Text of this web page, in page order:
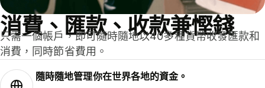
消費、匯款、收款兼慳錢
只需一個帳戶，即可隨時隨地以40多種貨幣收發匯款和
消費，同時節省費用。
隨時隨地管理你在世界各地的資金。